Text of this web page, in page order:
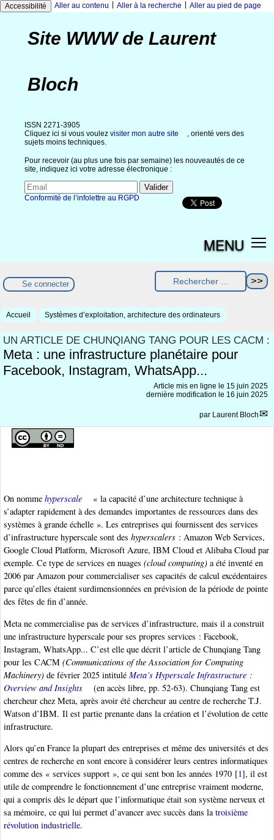
Accessibilité Aller au contenu Aller à la recherche Aller au pied de page
Site WWW de Laurent
Bloch
ISSN 2271-3905
Cliquez ici si vous voulez visiter mon autre site
, orienté vers des
sujets moins techniques.
Pour recevoir (au plus une fois par semaine) les nouveautés de ce
site, indiquez ici votre adresse électronique :
Conformité de l’infolettre au RGPD
MENU
Se connecter
Accueil Systèmes d’exploitation, architecture des ordinateurs
UN ARTICLE DE CHUNQIANG TANG POUR LES CACM :
Meta : une infrastructure planétaire pour
Facebook, Instagram, WhatsApp...
Article mis en ligne le 15 juin 2025
dernière modification le 16 juin 2025
par Laurent Bloch
On nomme hyperscale
« la capacité d’une architecture technique à
s’adapter rapidement à des demandes importantes de ressources dans des
systèmes à grande échelle ». Les entreprises qui fournissent des services
d’infrastructure hyperscale sont des hyperscalers : Amazon Web Services,
Google Cloud Platform, Microsoft Azure, IBM Cloud et Alibaba Cloud par
exemple. Ce type de services en nuages (cloud computing) a été inventé en
2006 par Amazon pour commercialiser ses capacités de calcul excédentaires
parce qu’elles étaient surdimensionnées en prévision de la période de pointe
des fêtes de fin d’année.
Meta ne commercialise pas de services d’infrastructure, mais il a construit
une infrastructure hyperscale pour ses propres services : Facebook,
Instagram, WhatsApp... C’est elle que décrit l’article de Chunqiang Tang
pour les CACM (Communications of the Association for Computing
Machinery) de février 2025 intitulé Meta’s Hyperscale Infrastructure :
Overview and Insights
(en accès libre, pp. 52-63). Chunqiang Tang est
chercheur chez Meta, après avoir été chercheur au centre de recherche T.J.
Watson d’IBM. Il est partie prenante dans la création et l’évolution de cette
infrastructure.
Alors qu’en France la plupart des entreprises et même des universités et des
centres de recherche en sont encore à considérer leurs centres informatiques
comme des « services support », ce qui sent bon les années 1970 [1], il est
utile de comprendre le fonctionnement d’une entreprise vraiment moderne,
qui a compris dès le départ que l’informatique était son système nerveux et
sa mémoire, ce qui lui permet d’avancer avec succès dans latroisième
révolution industrielle.